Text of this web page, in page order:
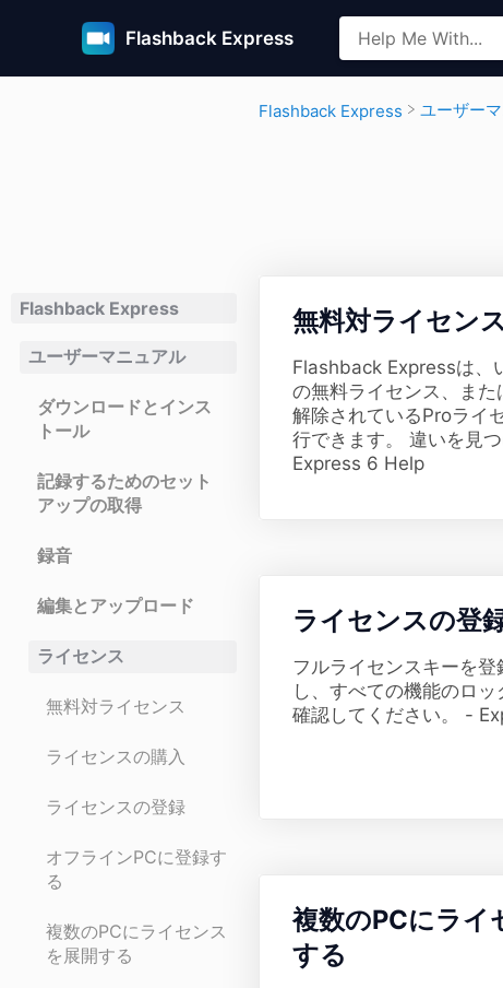
Flashback Express
​Flashback Express ユーザー
Flashback Express
ユーザーマニュアル
ダウンロードとインス
トール
記録するためのセット
アップの取得
録音
編集とアップロード
ライセンス
無料対ライセンス
ライセンスの購入
ライセンスの登録
オフラインPCに登録す
る
複数のPCにライセンス
を展開する
​無料対ライセンス
Flashback Expressは、
の無料ライセンス、ま
解除されているProライ
行できます。 違いを見
Express 6 Help
ライセンスの登
フルライセンスキーを
し、すべての機能のロ
確認してください。 -
複数のPCにライ
する